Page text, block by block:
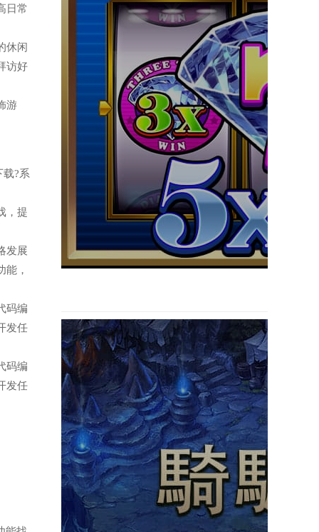
日常
休闲
访好
游
载?系
，提
发展
能，
码编
发任
码编
发任